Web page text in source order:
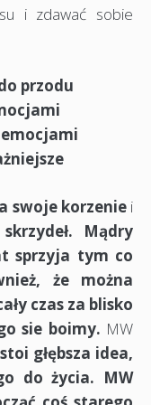
i zdawać sobie
przodu
emocjami
swoje korzenie i
Mądry
sprzyja tym co
że można
czas za blisko
sie boimy. MW
głębsza idea,
do życia. MW